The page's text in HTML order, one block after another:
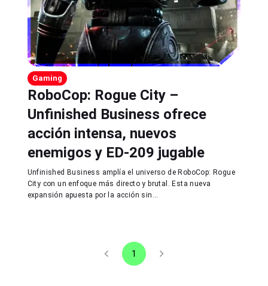
Gaming
RoboCop: Rogue City –
Unfinished Business ofrece
acción intensa, nuevos
enemigos y ED-209 jugable
Unfinished Business amplía el universo de RoboCop: Rogue
City con un enfoque más directo y brutal. Esta nueva
expansión apuesta por la acción sin...
1